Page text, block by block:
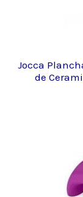
Jocca
de